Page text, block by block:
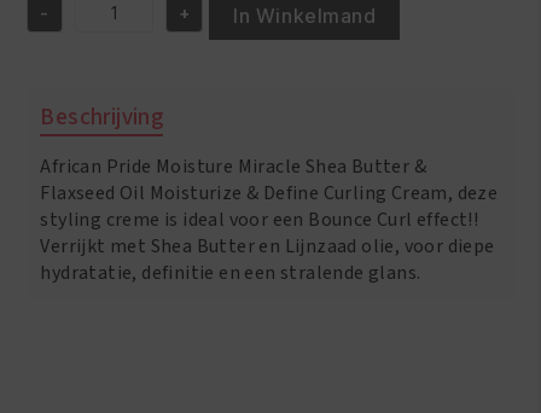
€9.95.
€8.50.
African
Shea
Butter
Flaxseed
Oil
Curling
Cream
340gr
- + In Winkelmand
Beschrijving
African Pride Moisture Miracle Shea Butter &
Flaxseed Oil Moisturize & Define Curling Cream, deze
styling creme is ideal voor een Bounce Curl effect!!
Verrijkt met Shea Butter en Lijnzaad olie, voor diepe
hydratatie, definitie en een stralende glans.